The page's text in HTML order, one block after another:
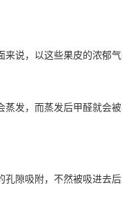
说，以这些果皮的浓郁
发，而蒸发后甲醛就会
隙吸附，不然被吸进去